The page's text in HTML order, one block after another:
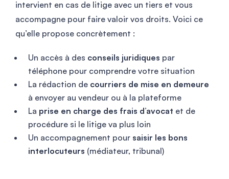
intervient en cas de litige avec un tiers et vous
accompagne pour faire valoir vos droits. Voici ce
qu’elle propose concrètement :
Un accès à des conseils juridiques par
téléphone pour comprendre votre situation
La rédaction de courriers de mise en demeure
à envoyer au vendeur ou à la plateforme
La prise en charge des frais d’avocat et de
procédure si le litige va plus loin
Un accompagnement pour saisir les bons
interlocuteurs (médiateur, tribunal)